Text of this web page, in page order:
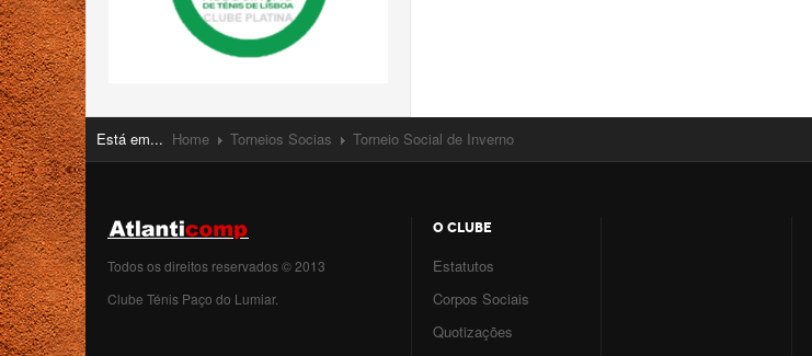
Está em... Home Torneios Socias Torneio Social de Inverno
Todos os direitos reservados © 2013
Clube Ténis Paço do Lumiar.
O CLUBE
Estatutos
Corpos Sociais
Quotizações